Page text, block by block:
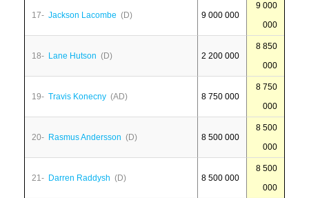
17- Jackson Lacombe (D) 9 000 000
9 000
000
18- Lane Hutson (D) 2 200 000
8 850
000
19- Travis Konecny (AD) 8 750 000
8 750
000
20- Rasmus Andersson (D) 8 500 000
8 500
000
21- Darren Raddysh (D) 8 500 000
8 500
000